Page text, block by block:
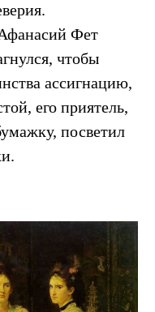
Фет
чтобы
ассигнацию,
его приятель,
посветил